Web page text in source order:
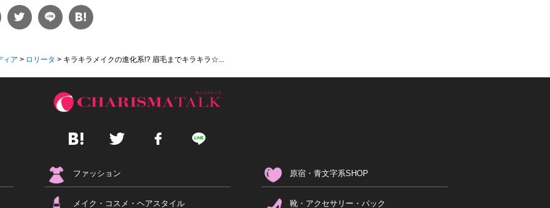
ィア > ロリータ > キラキラメイクの進化系!? 眉毛までキラキラ☆...
ファッション 原宿・青文字系SHOP
メイク・コスメ・ヘアスタイル 靴・アクセサリー・バック